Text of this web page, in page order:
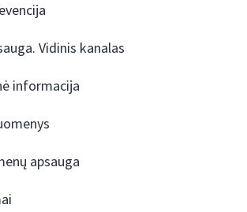
Vidinis kanalas
informacija
apsauga